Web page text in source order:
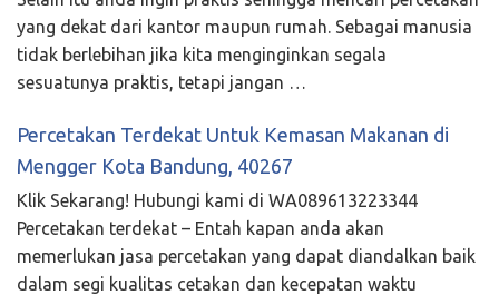
yang dekat dari kantor maupun rumah. Sebagai manusia
tidak berlebihan jika kita menginginkan segala
sesuatunya praktis, tetapi jangan …
Percetakan Terdekat Untuk Kemasan Makanan di
Mengger Kota Bandung, 40267
Klik Sekarang! Hubungi kami di WA089613223344
Percetakan terdekat – Entah kapan anda akan
memerlukan jasa percetakan yang dapat diandalkan baik
dalam segi kualitas cetakan dan kecepatan waktu